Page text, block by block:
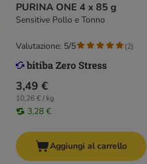
PURINA ONE 4 x 85 g
Sensitive Pollo e Tonno
3,49 €
10,26 € / kg
3,28 €
Valutazione: 5/5 (2)
Aggiungi al carrello